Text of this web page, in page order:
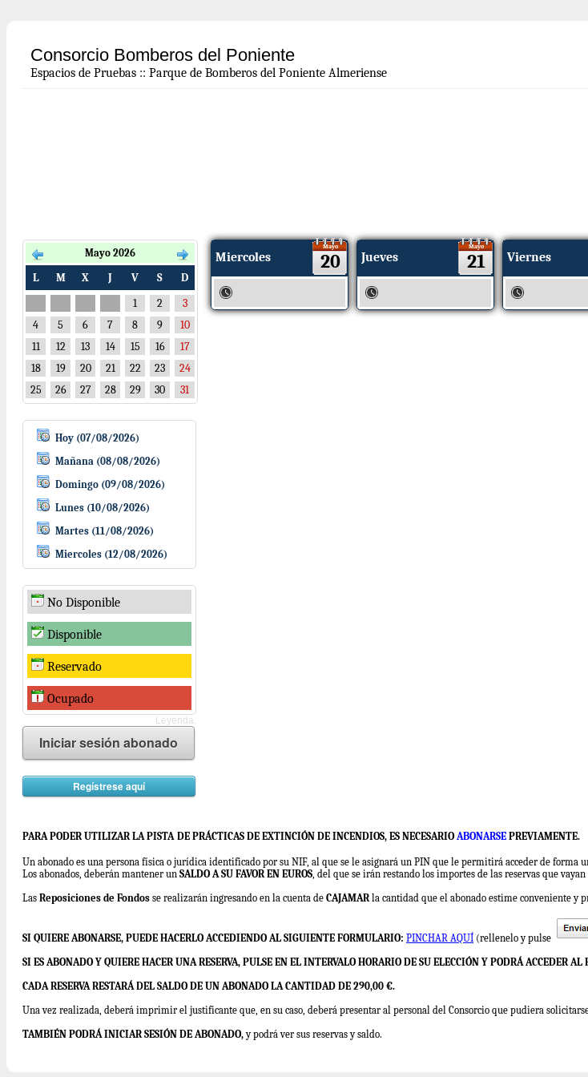
Consorcio Bomberos del Poniente
Espacios de Pruebas :: Parque de Bomberos del Poniente Almeriense
Mayo 2026
L M X J V S
D
1
2
3
4
5 6 7 8 9
10
11
12 13 14 15 16
17
18
19 20 21 22 23
24
25
26 27 28 29 30 31
Hoy (07/08/2026)
Mañana (08/08/2026)
Domingo (09/08/2026)
Lunes (10/08/2026)
Martes (11/08/2026)
Miercoles (12/08/2026)
No Disponible
Disponible
Reservado
Ocupado
Leyenda.
Iniciar sesión abonado
Regístrese aquí
Miercoles
Mayo
20 Jueves
Mayo
21 Viernes
PARA PODER UTILIZAR LA PISTA DE PRÁCTICAS DE EXTINCIÓN DE INCENDIOS, ES NECESARIO ABONARSE PREVIAMENTE.
Un abonado es una persona física o jurídica identificado por su NIF, al que se le asignará un PIN que le permitirá acceder de forma
Los abonados, deberán mantener un SALDO A SU FAVOR EN EUROS, del que se irán restando los importes de las reservas que
Las Reposiciones de Fondos se realizarán ingresando en la cuenta de CAJAMAR la cantidad que el abonado estime conveniente y
SI QUIERE ABONARSE, PUEDE HACERLO ACCEDIENDO AL SIGUIENTE FORMULARIO: PINCHAR AQUÍ (rellenelo y pulse
SI ES ABONADO Y QUIERE HACER UNA RESERVA, PULSE EN EL INTERVALO HORARIO DE SU ELECCIÓN Y PODRÁ ACCEDER
CADA RESERVA RESTARÁ DEL SALDO DE UN ABONADO LA CANTIDAD DE 290,00 €.
Una vez realizada, deberá imprimir el justificante que, en su caso, deberá presentar al personal del Consorcio que pudiera
TAMBIÉN PODRÁ INICIAR SESIÓN DE ABONADO,y podrá ver sus reservas y saldo.